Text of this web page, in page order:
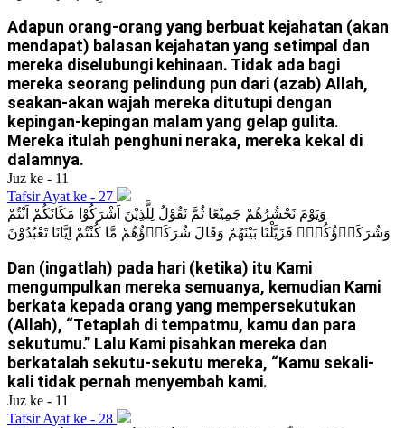
Adapun orang-orang yang berbuat kejahatan (akan
mendapat) balasan kejahatan yang setimpal dan
mereka diselubungi kehinaan. Tidak ada bagi
mereka seorang pelindung pun dari (azab) Allah,
seakan-akan wajah mereka ditutupi dengan
kepingan-kepingan malam yang gelap gulita.
Mereka itulah penghuni neraka, mereka kekal di
dalamnya.
Juz ke - 11
Tafsir Ayat ke - 27
وَيَوْمَ نَحْشُرُهُمْ جَمِيْعًا ثُمَّ نَقُوْلُ لِلَّذِيْنَ اَشْرَكُوْا مَكَانَكُمْ اَنْتُمْ
وَشُرَكَاۤؤُكُمْۚ فَزَيَّلْنَا بَيْنَهُمْ وَقَالَ شُرَكَاۤؤُهُمْ مَّا كُنْتُمْ اِيَّانَا تَعْبُدُوْنَ
Dan (ingatlah) pada hari (ketika) itu Kami
mengumpulkan mereka semuanya, kemudian Kami
berkata kepada orang yang mempersekutukan
(Allah), “Tetaplah di tempatmu, kamu dan para
sekutumu.” Lalu Kami pisahkan mereka dan
berkatalah sekutu-sekutu mereka, “Kamu sekali-
kali tidak pernah menyembah kami.
Juz ke - 11
Tafsir Ayat ke - 28